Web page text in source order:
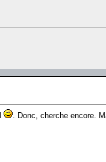
. Donc, cherche encore.